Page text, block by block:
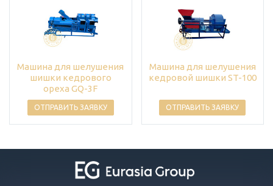
Машина для шелушения
шишки кедрового
ореха GQ-3F
ОТПРАВИТЬ ЗАЯВКУ
Машина для шелушения
кедровой шишки ST-100
ОТПРАВИТЬ ЗАЯВКУ